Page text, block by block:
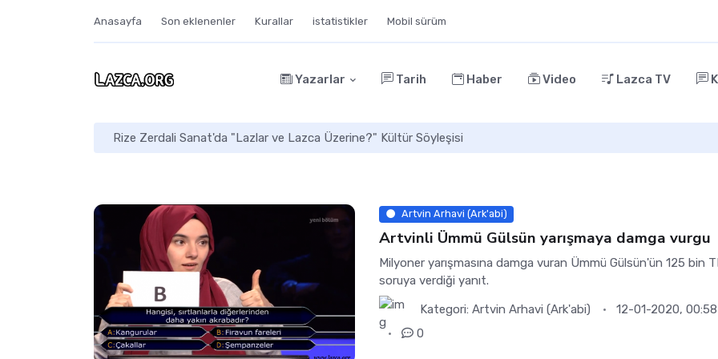
Anasayfa Son eklenenler Kurallar istatistikler Mobil sürüm
Yazarlar Tarih Haber Video Lazca TV
Rize Zerdali Sanat'da "Lazlar ve Lazca Üzerine?" Kültür Söyleşisi
Artvin Arhavi (Ark'abi)
Artvinli Ümmü Gülsün yarışmaya damga vurgu
Milyoner yarışmasına damga vuran Ümmü Gülsün'ün 125 bin
soruya verdiği yanıt.
Kategori:Artvin Arhavi (Ark'abi)
12-01-2020, 00:58
0